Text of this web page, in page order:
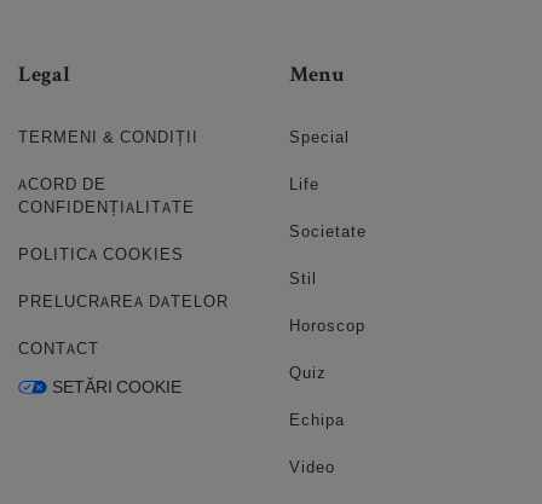
Legal
TERMENI & CONDIȚII
ACORD DE
CONFIDENȚIALITATE
POLITICA COOKIES
PRELUCRAREA DATELOR
CONTACT
SETĂRI COOKIE
Menu
Special
Life
Societate
Stil
Horoscop
Quiz
Echipa
Video